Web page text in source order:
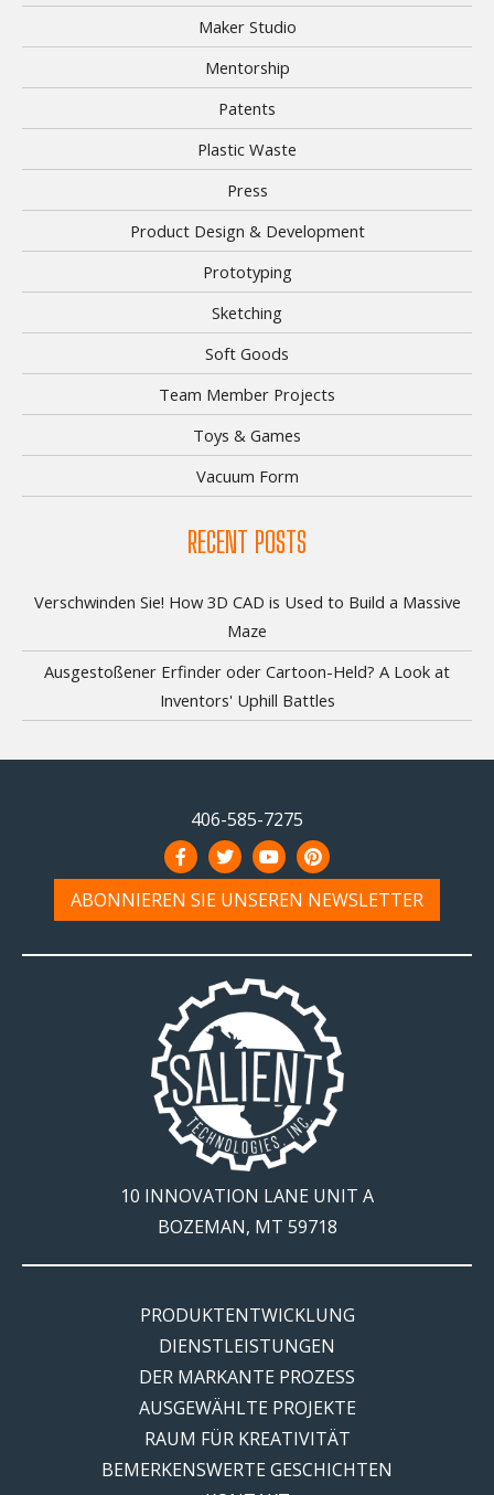
Maker Studio
Mentorship
Patents
Plastic Waste
Press
Product Design & Development
Prototyping
Sketching
Soft Goods
Team Member Projects
Toys & Games
Vacuum Form
RECENT POSTS
Verschwinden Sie! How 3D CAD is Used to Build a Massive
Maze
Ausgestoßener Erfinder oder Cartoon-Held? A Look at
Inventors' Uphill Battles
406-585-7275
ABONNIEREN SIE UNSEREN NEWSLETTER
10 INNOVATION LANE UNIT A
BOZEMAN, MT 59718
PRODUKTENTWICKLUNG
DIENSTLEISTUNGEN
DER MARKANTE PROZESS
AUSGEWÄHLTE PROJEKTE
RAUM FÜR KREATIVITÄT
BEMERKENSWERTE GESCHICHTEN